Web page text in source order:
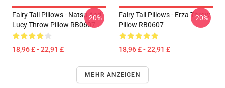
Fairy Tail Pillows - Natsu And
Lucy Throw Pillow RB0607
18,96 £ - 22,91 £
-20%
Fairy Tail Pillows - Erza Throw
Pillow RB0607
18,96 £ - 22,91 £
-20%
MEHR ANZEIGEN